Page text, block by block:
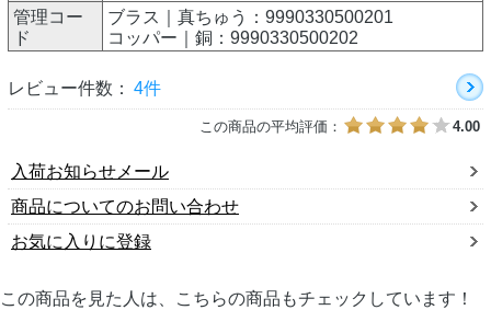
管理コー
ド
ブラス｜真ちゅう：9990330500201
コッパー｜銅：9990330500202
レビュー件数： 4件
この商品の平均評価： 4.00
入荷お知らせメール
商品についてのお問い合わせ
お気に入りに登録
この商品を見た人は、こちらの商品もチェックしています！